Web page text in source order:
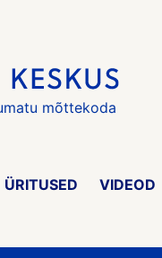
mõttekoda
ÜRITUSED VIDEOD